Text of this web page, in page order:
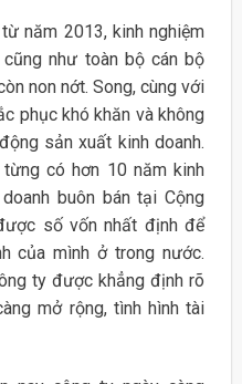
năm 2013, kinh nghiệm
như toàn bộ cán bộ
non nớt. Song, cùng với
phục khó khăn và không
sản xuất kinh doanh.
có hơn 10 năm kinh
buôn bán tại Cộng
số vốn nhất định để
của mình ở trong nước.
ty được khẳng định rõ
mở rộng, tình hình tài